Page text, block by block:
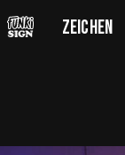
ZEICHEN